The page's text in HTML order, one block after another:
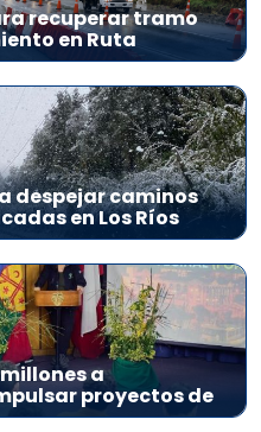
recuperar tramo
en Ruta
despejar caminos
en Los Ríos
a
proyectos de